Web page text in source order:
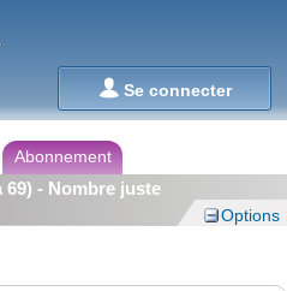
Se connecter
Abonnement
69) - Nombre juste
Options